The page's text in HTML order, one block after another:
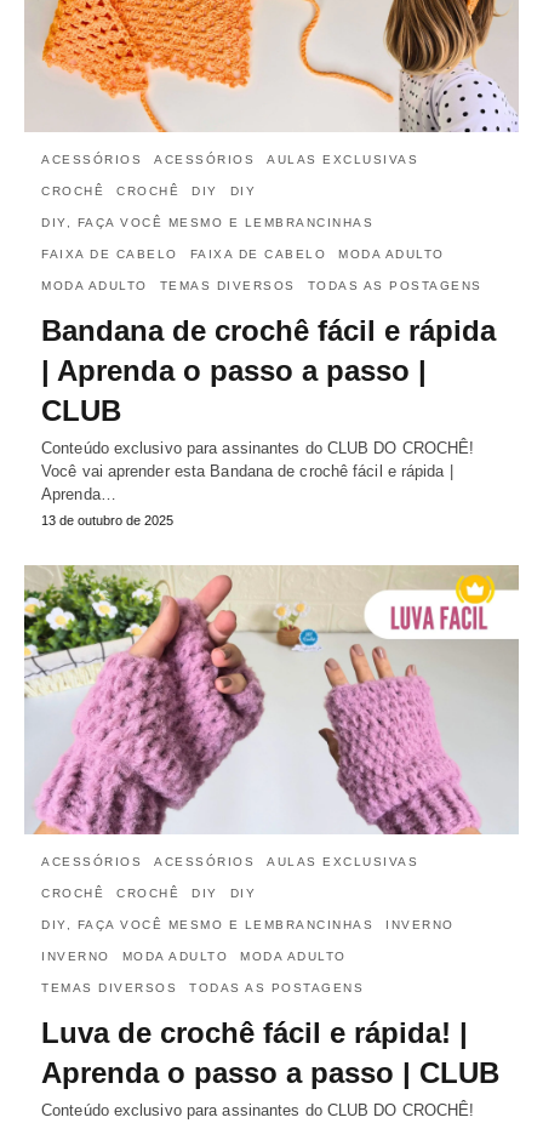
ACESSÓRIOS ACESSÓRIOS AULAS EXCLUSIVAS
CROCHÊ CROCHÊ DIY DIY
DIY, FAÇA VOCÊ MESMO E LEMBRANCINHAS
FAIXA DE CABELO FAIXA DE CABELO MODA ADULTO
MODA ADULTO TEMAS DIVERSOS TODAS AS POSTAGENS
Bandana de crochê fácil e rápida
| Aprenda o passo a passo |
CLUB
Conteúdo exclusivo para assinantes do CLUB DO CROCHÊ!
Você vai aprender esta Bandana de crochê fácil e rápida |
Aprenda…
13 de outubro de 2025
ACESSÓRIOS ACESSÓRIOS AULAS EXCLUSIVAS
CROCHÊ CROCHÊ DIY DIY
DIY, FAÇA VOCÊ MESMO E LEMBRANCINHAS INVERNO
INVERNO MODA ADULTO MODA ADULTO
TEMAS DIVERSOS TODAS AS POSTAGENS
Luva de crochê fácil e rápida! |
Aprenda o passo a passo | CLUB
Conteúdo exclusivo para assinantes do CLUB DO CROCHÊ!